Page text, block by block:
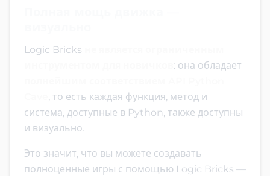
Logic Bricks
: она обладает
, то есть каждая функция, метод и
система, доступные в Python, также доступны
и визуально.
Это значит, что вы можете создавать
полноценные игры с помощью Logic Bricks —